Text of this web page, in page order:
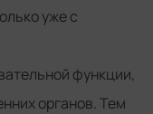
уже с
функции,
органов. Тем